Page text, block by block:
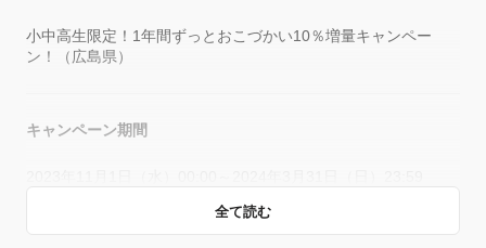
全て読む
小中高生限定！1年間ずっとおこづかい10％増量キャンペー
ン！（広島県）
キャンペーン期間